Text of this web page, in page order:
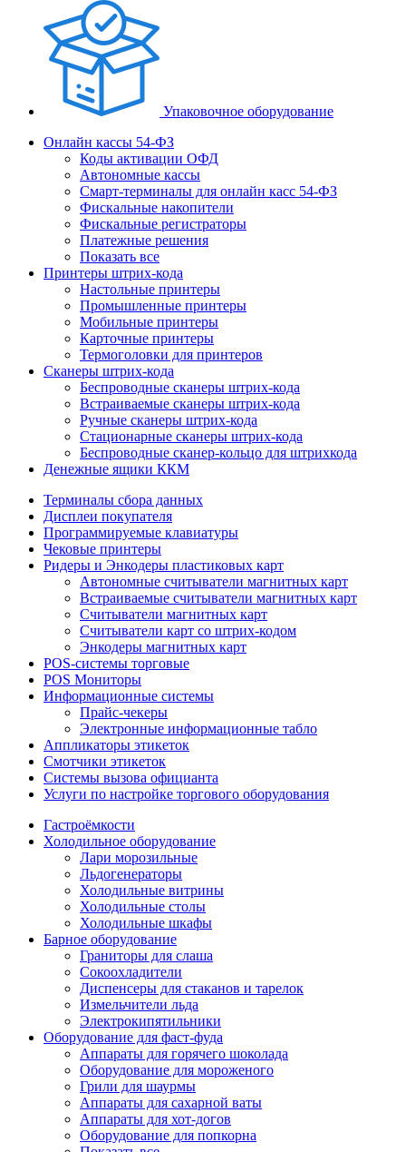
Упаковочное оборудование
Онлайн кассы 54-ФЗ
Коды активации ОФД
Автономные кассы
Смарт-терминалы для онлайн касс 54-ФЗ
Фискальные накопители
Фискальные регистраторы
Платежные решения
Показать все
Принтеры штрих-кода
Настольные принтеры
Промышленные принтеры
Мобильные принтеры
Карточные принтеры
Термоголовки для принтеров
Сканеры штрих-кода
Беспроводные сканеры штрих-кода
Встраиваемые сканеры штрих-кода
Ручные сканеры штрих-кода
Стационарные сканеры штрих-кода
Беспроводные сканер-кольцо для штрихкода
Денежные ящики ККМ
Терминалы сбора данных
Дисплеи покупателя
Программируемые клавиатуры
Чековые принтеры
Ридеры и Энкодеры пластиковых карт
Автономные считыватели магнитных карт
Встраиваемые считыватели магнитных карт
Считыватели магнитных карт
Считыватели карт со штрих-кодом
Энкодеры магнитных карт
POS-системы торговые
POS Мониторы
Информационные системы
Прайс-чекеры
Электронные информационные табло
Аппликаторы этикеток
Смотчики этикеток
Системы вызова официанта
Услуги по настройке торгового оборудования
Гастроёмкости
Холодильное оборудование
Лари морозильные
Льдогенераторы
Холодильные витрины
Холодильные столы
Холодильные шкафы
Барное оборудование
Граниторы для слаша
Сокоохладители
Диспенсеры для стаканов и тарелок
Измельчители льда
Электрокипятильники
Оборудование для фаст-фуда
Аппараты для горячего шоколада
Оборудование для мороженого
Грили для шаурмы
Аппараты для сахарной ваты
Аппараты для хот-догов
Оборудование для попкорна